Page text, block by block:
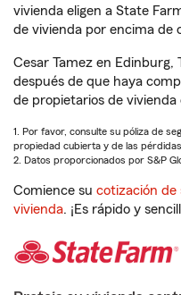
vivienda eligen a State
de vivienda por encima de
Cesar Tamez en Edinburg,
después de que haya
de propietarios de vivienda
1. Por favor, consulte su póliza de
propiedad cubierta y de las
2. Datos proporcionados por S&P
Comience su cotización de
vivienda. ¡Es rápido y